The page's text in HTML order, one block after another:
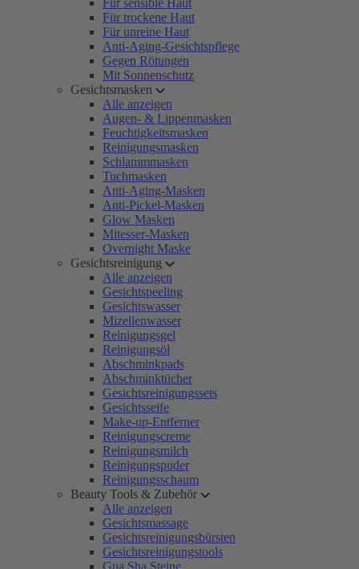
Für sensible Haut
Für trockene Haut
Für unreine Haut
Anti-Aging-Gesichtspflege
Gegen Rötungen
Mit Sonnenschutz
Gesichtsmasken
Alle anzeigen
Augen- & Lippenmasken
Feuchtigkeitsmasken
Reinigungsmasken
Schlammmasken
Tuchmasken
Anti-Aging-Masken
Anti-Pickel-Masken
Glow Masken
Mitesser-Masken
Overnight Maske
Gesichtsreinigung
Alle anzeigen
Gesichtspeeling
Gesichtswasser
Mizellenwasser
Reinigungsgel
Reinigungsöl
Abschminkpads
Abschminktücher
Gesichtsreinigungssets
Gesichtsseife
Make-up-Entferner
Reinigungscreme
Reinigungsmilch
Reinigungspuder
Reinigungsschaum
Beauty Tools & Zubehör
Alle anzeigen
Gesichtsmassage
Gesichtsreinigungsbürsten
Gesichtsreinigungstools
Gua Sha Steine